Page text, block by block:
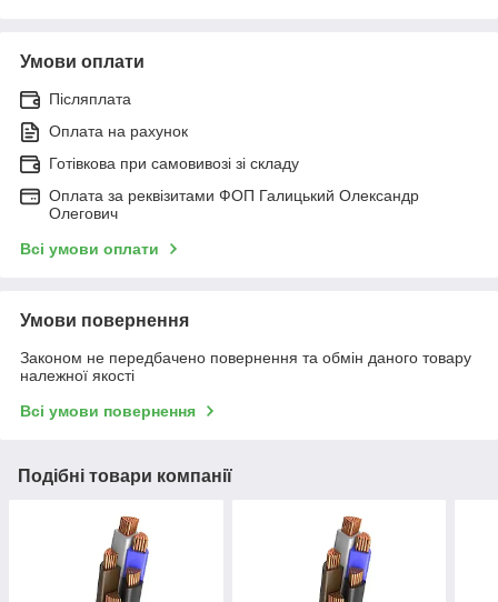
Умови оплати
Післяплата
Оплата на рахунок
Готівкова при самовивозі зі складу
Оплата за реквізитами ФОП Галицький Олександр
Олегович
Всі умови оплати
Умови повернення
Законом не передбачено повернення та обмін даного товару
належної якості
Всі умови повернення
Подібні товари компанії